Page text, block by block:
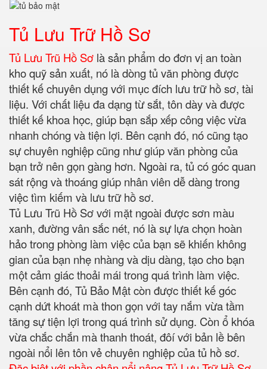
Tủ Lưu Trữ Hồ Sơ
Tủ Lưu Trũ Hồ Sơ là sản phẩm do đơn vị an toàn
kho quỹ sản xuất, nó là dòng tủ văn phòng được
thiết kế chuyên dụng với mục đích lưu trữ hồ sơ, tài
liệu. Với chất liệu đa dạng từ sắt, tôn dày và được
thiết kế khoa học, giúp bạn sắp xếp công việc vừa
nhanh chóng và tiện lợi. Bên cạnh đó, nó cũng tạo
sự chuyên nghiệp cũng như giúp văn phòng của
bạn trở nên gọn gàng hơn. Ngoài ra, tủ có góc quan
sát rộng và thoáng giúp nhân viên dễ dàng trong
việc tìm kiếm và lưu trữ hồ sơ.
Tủ Lưu Trũ Hồ Sơ với mặt ngoài được sơn màu
xanh, đường vân sắc nét, nó là sự lựa chọn hoàn
hảo trong phòng làm việc của bạn sẽ khiến không
gian của bạn nhẹ nhàng và dịu dàng, tạo cho bạn
một cảm giác thoải mái trong quá trình làm việc.
Bên cạnh đó, Tủ Bảo Mật còn được thiết kế góc
cạnh dứt khoát mà thon gọn với tay nắm vừa tầm
tăng sự tiện lợi trong quá trình sử dụng. Còn ổ khóa
vừa chắc chắn mà thanh thoát, đôí với bản lề bên
ngoài nổi lên tôn vẻ chuyên nghiệp của tủ hồ sơ.